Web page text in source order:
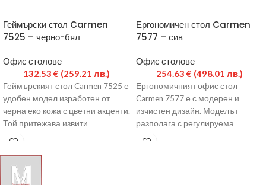
Геймърски стол Carmen
7525 – черно-бял
Офис столове
132.53 € (259.21 лв.)
Геймърският стол Carmen 7525 е
удобен модел изработен от
черна еко кожа с цветни акценти.
Той притежава извити
подлакътници, газов
Ергономичен стол Carmen
7577 – сив
Офис столове
254.63 € (498.01 лв.)
Ергономичният офис стол
Carmen 7577 е с модерен и
изчистен дизайн. Моделът
разполага с регулируема
лумбална опора, подглавник,